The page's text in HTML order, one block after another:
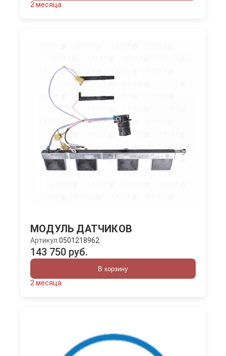
2 месяца
МОДУЛЬ ДАТЧИКОВ
Артикул 0501218962
143 750 руб.
В корзину
2 месяца